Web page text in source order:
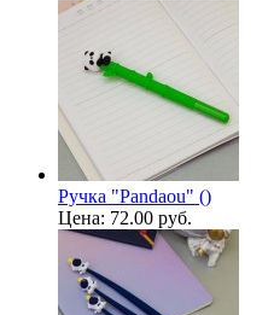
Ручка "Pandaou" ()
Цена: 72.00 руб.